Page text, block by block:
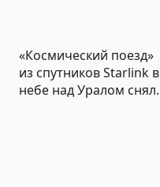
«Космический поезд»
из спутников Starlink в
небе над Уралом снял